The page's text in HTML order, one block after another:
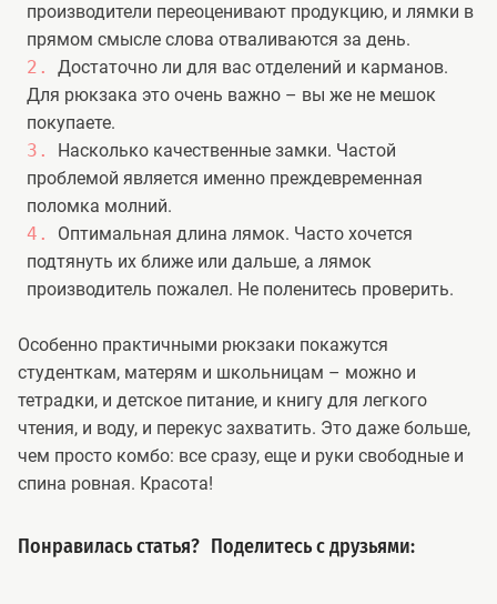
производители переоценивают продукцию, и лямки в
прямом смысле слова отваливаются за день.
Достаточно ли для вас отделений и карманов.
Для рюкзака это очень важно – вы же не мешок
покупаете.
Насколько качественные замки. Частой
проблемой является именно преждевременная
поломка молний.
Оптимальная длина лямок. Часто хочется
подтянуть их ближе или дальше, а лямок
производитель пожалел. Не поленитесь проверить.
Особенно практичными рюкзаки покажутся
студенткам, матерям и школьницам – можно и
тетрадки, и детское питание, и книгу для легкого
чтения, и воду, и перекус захватить. Это даже больше,
чем просто комбо: все сразу, еще и руки свободные и
спина ровная. Красота!
Понравилась статья? Поделитесь с друзьями: